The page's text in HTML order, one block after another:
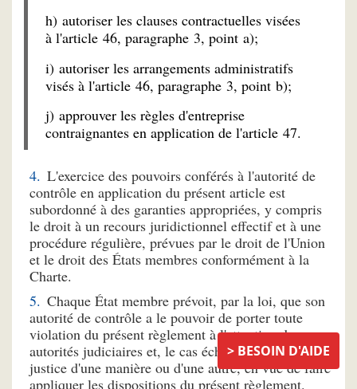
h) autoriser les clauses contractuelles visées
à l'article 46, paragraphe 3, point a);
i) autoriser les arrangements administratifs
visés à l'article 46, paragraphe 3, point b);
j) approuver les règles d'entreprise
contraignantes en application de l'article 47.
L'exercice des pouvoirs conférés à l'autorité de
contrôle en application du présent article est
subordonné à des garanties appropriées, y compris
le droit à un recours juridictionnel effectif et à une
procédure régulière, prévues par le droit de l'Union
et le droit des États membres conformément à la
Charte.
Chaque État membre prévoit, par la loi, que son
autorité de contrôle a le pouvoir de porter toute
violation du présent règlement à l'attention des
autorités judiciaires et, le cas échéant, d'ester en
justice d'une manière ou d'une autre, en vue de faire
appliquer les dispositions du présent règlement.
BESOIN D'AIDE